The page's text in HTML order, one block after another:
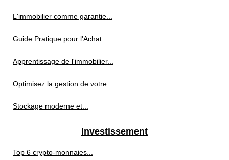
L'immobilier comme garantie...
Guide Pratique pour l'Achat...
Apprentissage de l'immobilier...
Optimisez la gestion de votre...
Stockage moderne et...
Investissement
Top 6 crypto-monnaies...